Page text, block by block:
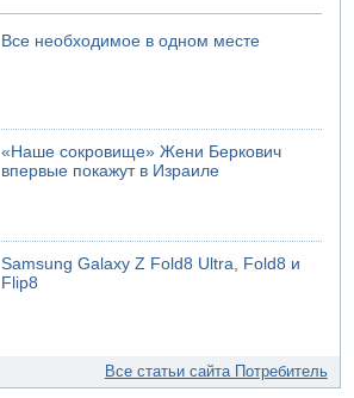
Все необходимое в одном месте
«Наше сокровище» Жени Беркович
впервые покажут в Израиле
Samsung Galaxy Z Fold8 Ultra, Fold8 и
Flip8
Все статьи сайта Потребитель